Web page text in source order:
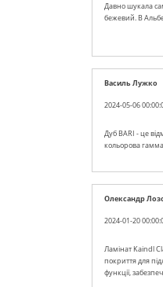
Давно шукала
бежевий. В
Василь Лужко
2024-05-06
Дуб BARI - це
кольорова гамма
Олександр
2024-01-20
Ламінат Kaindl
покриття для
функції,